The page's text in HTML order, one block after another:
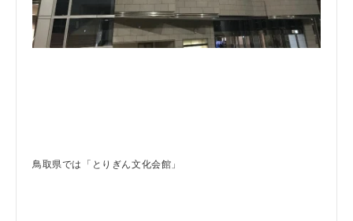
鳥取県では「とりぎん文化会館」